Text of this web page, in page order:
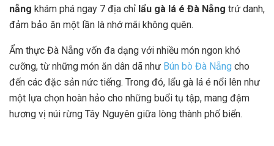
nẵng khám phá ngay 7 địa chỉ lẩu gà lá é Đà Nẵng trứ danh,
đảm bảo ăn một lần là nhớ mãi không quên.
Ẩm thực Đà Nẵng vốn đa dạng với nhiều món ngon khó
cưỡng, từ những món ăn dân dã như Bún bò Đà Nẵng cho
đến các đặc sản nức tiếng. Trong đó, lẩu gà lá é nổi lên như
một lựa chọn hoàn hảo cho những buổi tụ tập, mang đậm
hương vị núi rừng Tây Nguyên giữa lòng thành phố biển.